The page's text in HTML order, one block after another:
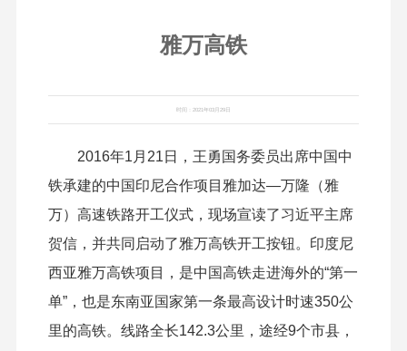
雅万高铁
时间：2021年03月29日
2016年1月21日，王勇国务委员出席中国中
铁承建的中国印尼合作项目雅加达—万隆（雅
万）高速铁路开工仪式，现场宣读了习近平主席
贺信，并共同启动了雅万高铁开工按钮。印度尼
西亚雅万高铁项目，是中国高铁走进海外的“第一
单”，也是东南亚国家第一条最高设计时速350公
里的高铁。线路全长142.3公里，途经9个市县，